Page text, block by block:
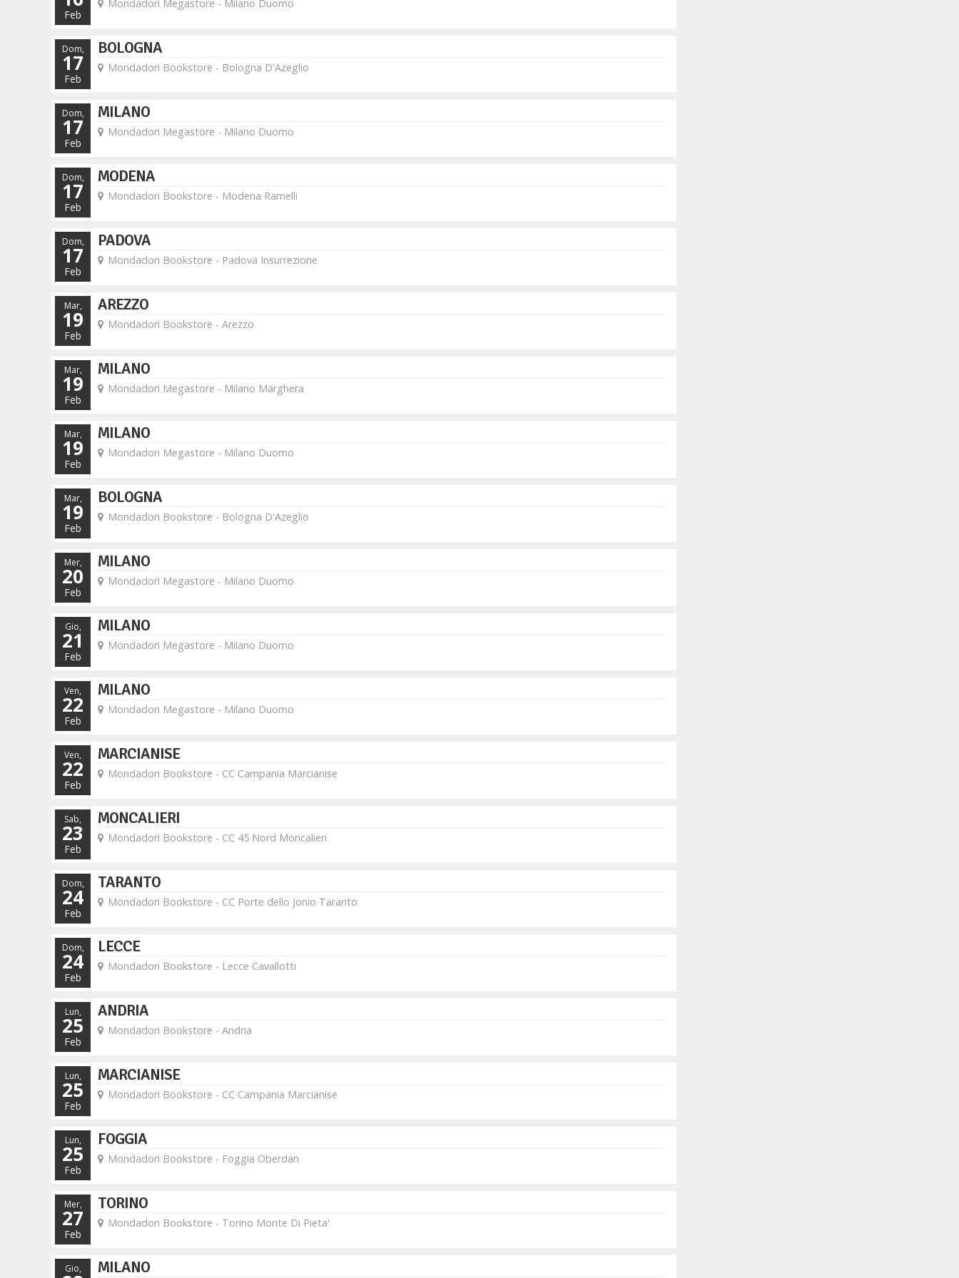
Feb
Mondadori Megastore - Milano Duomo
Dom,
17
Feb
BOLOGNA
Mondadori Bookstore - Bologna D'Azeglio
Dom,
17
Feb
MILANO
Mondadori Megastore - Milano Duomo
Dom,
17
Feb
MODENA
Mondadori Bookstore - Modena Ramelli
Dom,
17
Feb
PADOVA
Mondadori Bookstore - Padova Insurrezione
Mar,
19
Feb
AREZZO
Mondadori Bookstore - Arezzo
Mar,
19
Feb
MILANO
Mondadori Megastore - Milano Marghera
Mar,
19
Feb
MILANO
Mondadori Megastore - Milano Duomo
Mar,
19
Feb
BOLOGNA
Mondadori Bookstore - Bologna D'Azeglio
Mer,
20
Feb
MILANO
Mondadori Megastore - Milano Duomo
Gio,
21
Feb
MILANO
Mondadori Megastore - Milano Duomo
Ven,
22
Feb
MILANO
Mondadori Megastore - Milano Duomo
Ven,
22
Feb
MARCIANISE
Mondadori Bookstore - CC Campania Marcianise
Sab,
23
Feb
MONCALIERI
Mondadori Bookstore - CC 45 Nord Moncalieri
Dom,
24
Feb
TARANTO
Mondadori Bookstore - CC Porte dello Jonio Taranto
Dom,
24
Feb
LECCE
Mondadori Bookstore - Lecce Cavallotti
Lun,
25
Feb
ANDRIA
Mondadori Bookstore - Andria
Lun,
25
Feb
MARCIANISE
Mondadori Bookstore - CC Campania Marcianise
Lun,
25
Feb
FOGGIA
Mondadori Bookstore - Foggia Oberdan
Mer,
27
Feb
TORINO
Mondadori Bookstore - Torino Monte Di Pieta'
Gio, MILANO